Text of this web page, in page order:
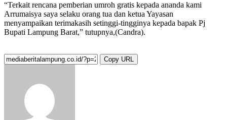
“Terkait rencana pemberian umroh gratis kepada ananda kami
Arrumaisya saya selaku orang tua dan ketua Yayasan
menyampaikan terimakasih setinggi-tingginya kepada bapak Pj
Bupati Lampung Barat,” tutupnya,(Candra).
Copy URL